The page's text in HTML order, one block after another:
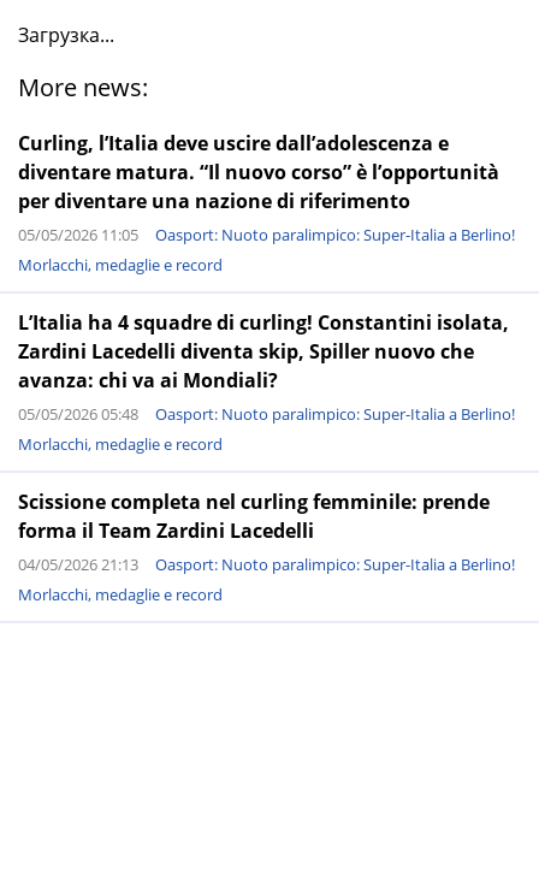
Загрузка...
More news:
Curling, l’Italia deve uscire dall’adolescenza e
diventare matura. “Il nuovo corso” è l’opportunità
per diventare una nazione di riferimento
05/05/2026 11:05
Oasport: Nuoto paralimpico: Super-Italia a Berlino!
Morlacchi, medaglie e record
L’Italia ha 4 squadre di curling! Constantini isolata,
Zardini Lacedelli diventa skip, Spiller nuovo che
avanza: chi va ai Mondiali?
05/05/2026 05:48
Oasport: Nuoto paralimpico: Super-Italia a Berlino!
Morlacchi, medaglie e record
Scissione completa nel curling femminile: prende
forma il Team Zardini Lacedelli
04/05/2026 21:13
Oasport: Nuoto paralimpico: Super-Italia a Berlino!
Morlacchi, medaglie e record